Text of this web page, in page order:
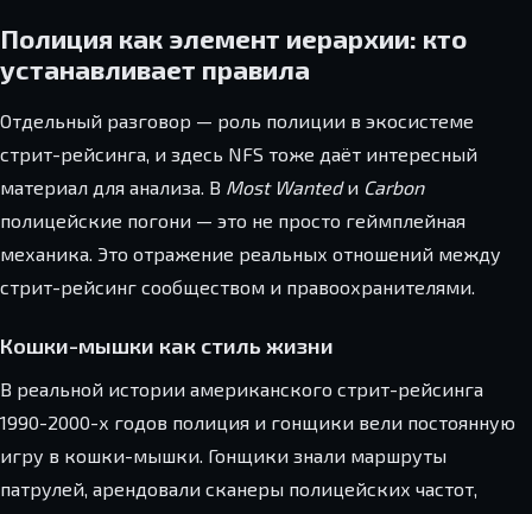
Полиция как элемент иерархии: кто
устанавливает правила
Отдельный разговор — роль полиции в экосистеме
стрит-рейсинга, и здесь NFS тоже даёт интересный
материал для анализа. В Most Wantedи Carbon
полицейские погони — это не просто геймплейная
механика. Это отражение реальных отношений между
стрит-рейсинг сообществом и правоохранителями.
Кошки-мышки как стиль жизни
В реальной истории американского стрит-рейсинга
1990-2000-х годов полиция и гонщики вели постоянную
игру в кошки-мышки. Гонщики знали маршруты
патрулей, арендовали сканеры полицейских частот,